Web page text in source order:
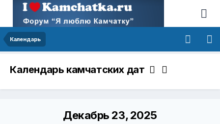
Календарь
Календарь камчатских дат
Декабрь 23, 2025